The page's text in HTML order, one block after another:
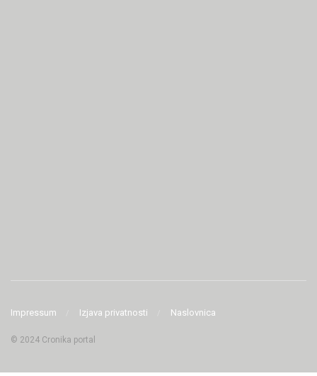
Impressum Izjava privatnosti Naslovnica
© 2024 Cronika portal